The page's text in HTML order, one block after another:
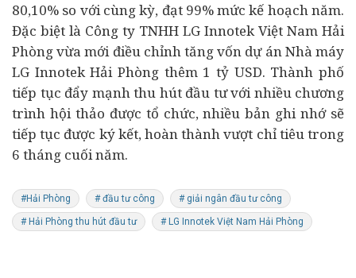
80,10% so với cùng kỳ, đạt 99% mức kế hoạch năm.
Đặc biệt là Công ty TNHH LG Innotek Việt Nam Hải
Phòng vừa mới điều chỉnh tăng vốn dự án Nhà máy
LG Innotek Hải Phòng thêm 1 tỷ USD. Thành phố
tiếp tục đẩy mạnh thu hút đầu tư với nhiều chương
trình hội thảo được tổ chức, nhiều bản ghi nhớ sẽ
tiếp tục được ký kết, hoàn thành vượt chỉ tiêu trong
6 tháng cuối năm.
#Hải Phòng # đầu tư công # giải ngân đầu tư công
# Hải Phòng thu hút đầu tư # LG Innotek Việt Nam Hải Phòng